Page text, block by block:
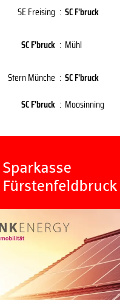
SE Freising : SC F'bruck
SC F'bruck : Mühl
Stern Münche : SC F'bruck
SC F'bruck : Moosinning